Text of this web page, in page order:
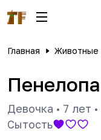
Главная Животные
Пенелопа
Девочка • 7 лет •
Сытость